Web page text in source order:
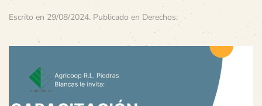
Escrito en 29/08/2024. Publicado en Derechos.